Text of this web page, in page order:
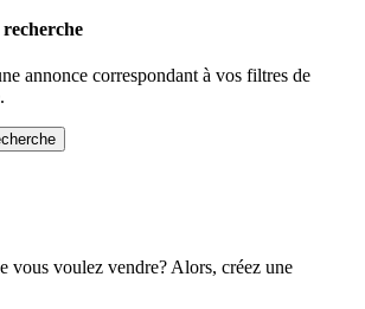
annonce correspondant à vos filtres de
vous voulez vendre? Alors, créez une